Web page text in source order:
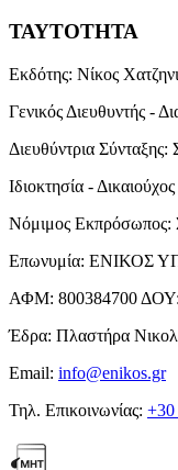
ΤΑΥΤΟΤΗΤΑ
Εκδότης: Νίκος
Γενικός Διευθυντής -
Διευθύντρια Σύνταξης:
Ιδιοκτησία -
Νόμιμος Εκπρόσωπος:
Επωνυμία: ΕΝΙΚΟΣ
ΑΦΜ: 800384700 ΔΟΥ:
Έδρα: Πλαστήρα
Email: info@enikos.gr
Τηλ. Επικοινωνίας: +30